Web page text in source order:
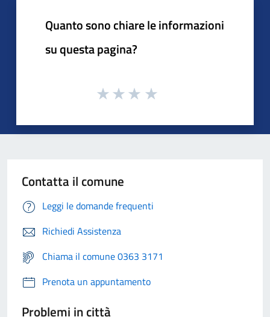
Quanto sono chiare le informazioni
su questa pagina?
Contatta il comune
Leggi le domande frequenti
Richiedi Assistenza
Chiama il comune 0363 3171
Prenota un appuntamento
Problemi in città